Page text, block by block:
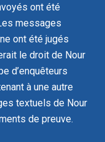
ont été
messages
ont été jugés
le droit de Nour
d’enquêteurs
à une autre
textuels de Nour
de preuve.